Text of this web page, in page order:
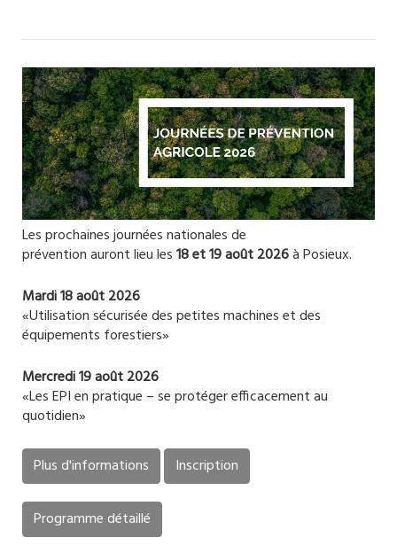
Les prochaines journées nationales de
prévention auront lieu les18 et 19 août 2026à Posieux.
Mardi 18 août 2026
«Utilisation sécurisée des petites machines et des
équipements forestiers»
Mercredi 19 août 2026
«Les EPI en pratique – se protéger efficacement au
quotidien»
Plus d'informations Inscription
Programme détaillé